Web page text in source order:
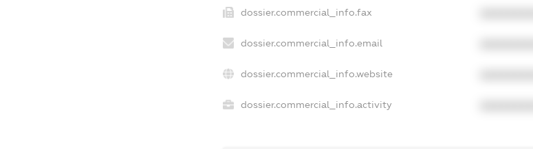
dossier.commercial_info.fax
dossier.commercial_info.email
dossier.commercial_info.website
dossier.commercial_info.activity